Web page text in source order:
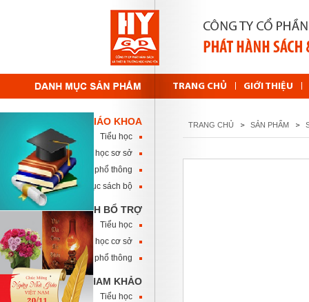
TRANG CHỦ GIỚI THIỆU
SÁCH GIÁO KHOA
Tiểu học
Trung học sơ sở
Trung học phổ thông
Danh mục sách bộ
SÁCH BỔ TRỢ
Tiểu học
Trung học cơ sở
Trung học phổ thông
SÁCH THAM KHẢO
Tiểu học
TRANG CHỦ SẢN PHẨM